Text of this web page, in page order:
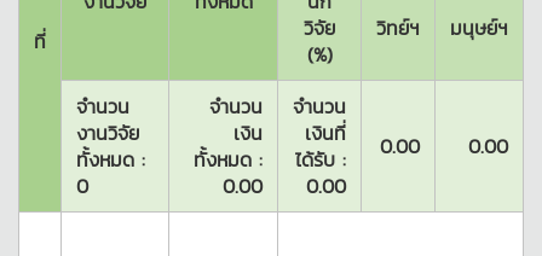
ที่
วิจัย
(%)
วิทย์ฯ มนุษย์ฯ
จำนวน
งานวิจัย
ทั้งหมด :
0
จำนวน
เงิน
ทั้งหมด :
0.00
จำนวน
เงินที่
ได้รับ :
0.00
0.00 0.00